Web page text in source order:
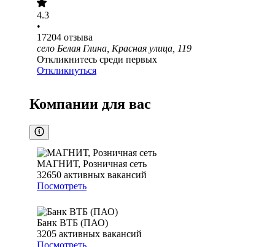
4.3
•
17204 отзыва
село Белая Глина, Красная улица, 119
Откликнитесь среди первых
Откликнуться
Компании для вас
МАГНИТ, Розничная сеть
32650 активных вакансий
Посмотреть
Банк ВТБ (ПАО)
3205 активных вакансий